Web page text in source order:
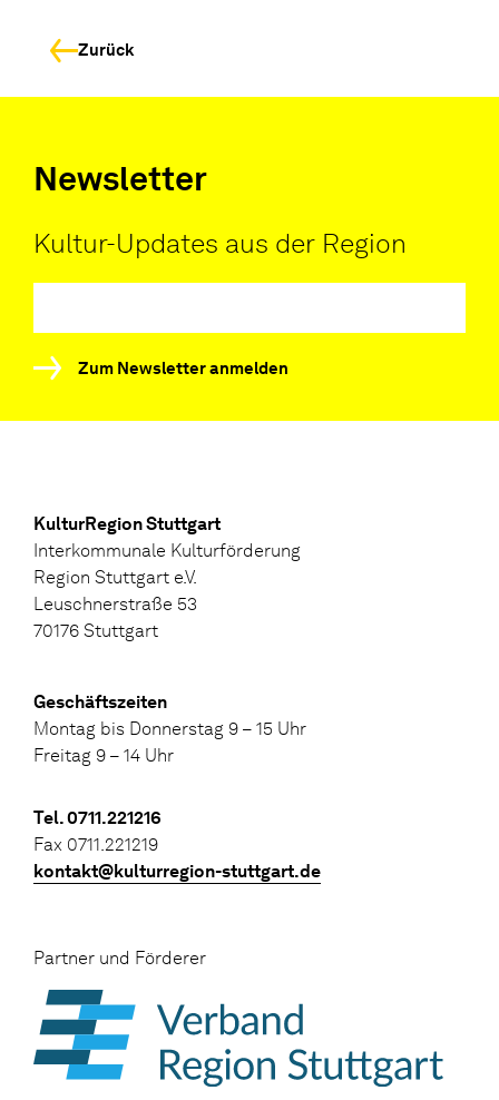
Zurück
Newsletter
Kultur-Updates aus der Region
Zum Newsletter anmelden
KulturRegion Stuttgart
Interkommunale Kulturförderung
Region Stuttgart e.V.
Leuschnerstraße 53
70176 Stuttgart
Geschäftszeiten
Montag bis Donnerstag 9 – 15 Uhr
Freitag 9 – 14 Uhr
Tel. 0711.221216
Fax 0711.221219
kontakt@kulturregion-stuttgart.de
Partner und Förderer